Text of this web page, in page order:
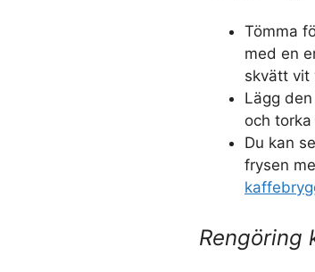
Tömma
med en
skvätt vit
Lägg
och
Du kan
frysen
Rengöring